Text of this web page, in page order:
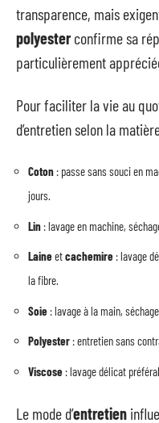
transparence, mais
polyesterconfirme sa
particulièrement
Pour faciliter la vie au
d’entretien selon la
Coton : passe sans souci en
jours.
Lin : lavage en machine,
Laineetcachemire : lavage
la fibre.
Soie : lavage à la main,
Polyester : entretien sans
Viscose : lavage délicat
Le mode d’entretien